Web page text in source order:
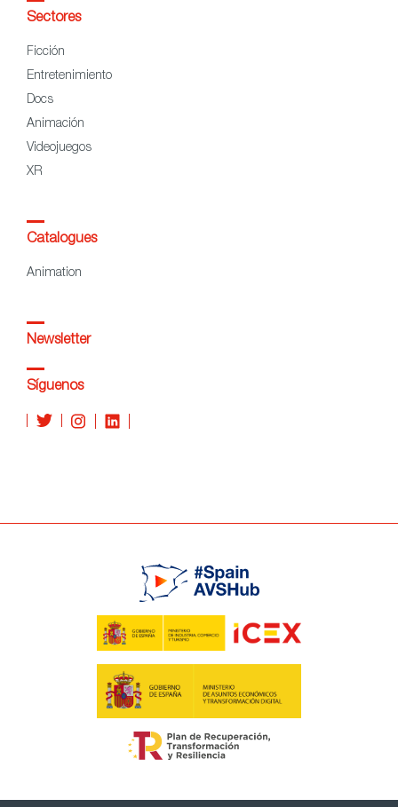
Sectores
Ficción
Entretenimiento
Docs
Animación
Videojuegos
XR
Catalogues
Animation
Newsletter
Síguenos